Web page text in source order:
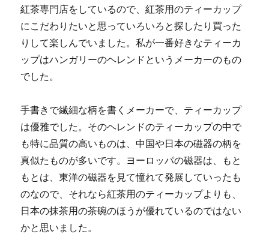
紅茶専門店をしているので、紅茶用のティーカップ
にこだわりたいと思っていろいろと探したり買った
りして楽しんでいました。私が一番好きなティーカ
ップはハンガリーのヘレンドというメーカーのもの
でした。
手書きで繊細な柄を書くメーカーで、ティーカップ
は優雅でした。そのヘレンドのティーカップの中で
も特に品質の高いものは、中国や日本の磁器の柄を
真似たものが多いです。ヨーロッパの磁器は、もと
もとは、東洋の磁器を見て憧れて発展していったも
のなので、それなら紅茶用のティーカップよりも、
日本の抹茶用の茶碗のほうが優れているのではない
かと思いました。